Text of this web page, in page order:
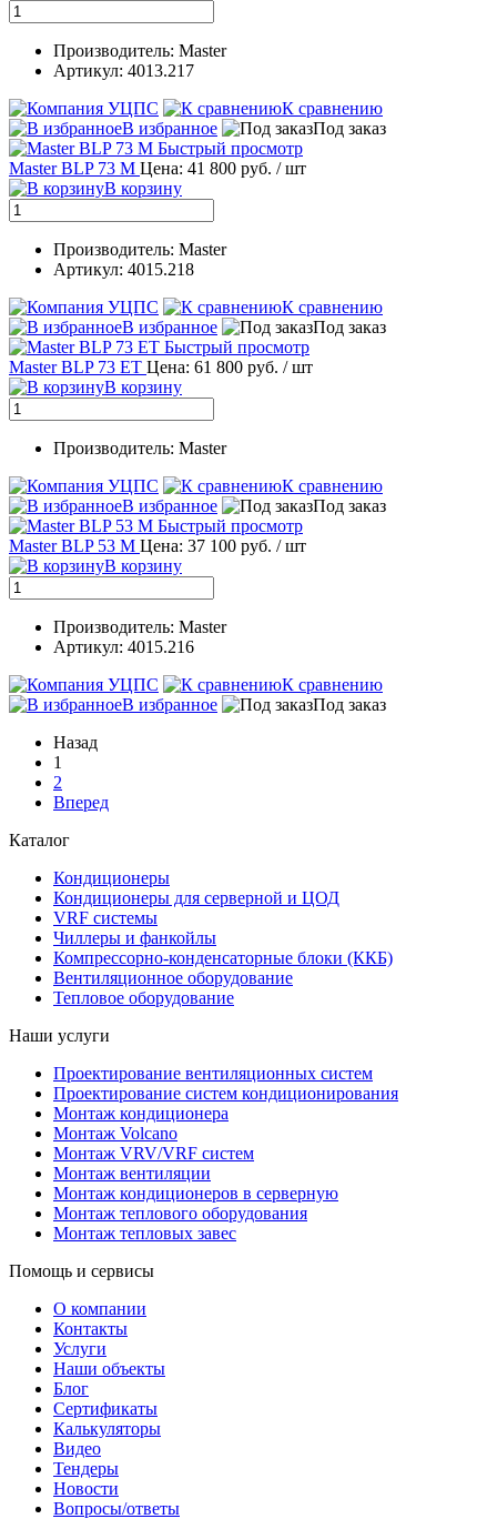
Производитель: Master
Артикул: 4013.217
К сравнению
В избранное
Под заказ
Быстрый просмотр
Master BLP 73 M Цена: 41 800 руб. / шт
В корзину
Производитель: Master
Артикул: 4015.218
К сравнению
В избранное
Под заказ
Быстрый просмотр
Master BLP 73 ET Цена: 61 800 руб. / шт
В корзину
Производитель: Master
К сравнению
В избранное
Под заказ
Быстрый просмотр
Master BLP 53 M Цена: 37 100 руб. / шт
В корзину
Производитель: Master
Артикул: 4015.216
К сравнению
В избранное
Под заказ
Назад
1
2
Вперед
Каталог
Кондиционеры
Кондиционеры для серверной и ЦОД
VRF системы
Чиллеры и фанкойлы
Компрессорно-конденсаторные блоки (ККБ)
Вентиляционное оборудование
Тепловое оборудование
Наши услуги
Проектирование вентиляционных систем
Проектирование систем кондиционирования
Монтаж кондиционера
Монтаж Volcano
Монтаж VRV/VRF систем
Монтаж вентиляции
Монтаж кондиционеров в серверную
Монтаж теплового оборудования
Монтаж тепловых завес
Помощь и сервисы
О компании
Контакты
Услуги
Наши объекты
Блог
Сертификаты
Калькуляторы
Видео
Тендеры
Новости
Вопросы/ответы